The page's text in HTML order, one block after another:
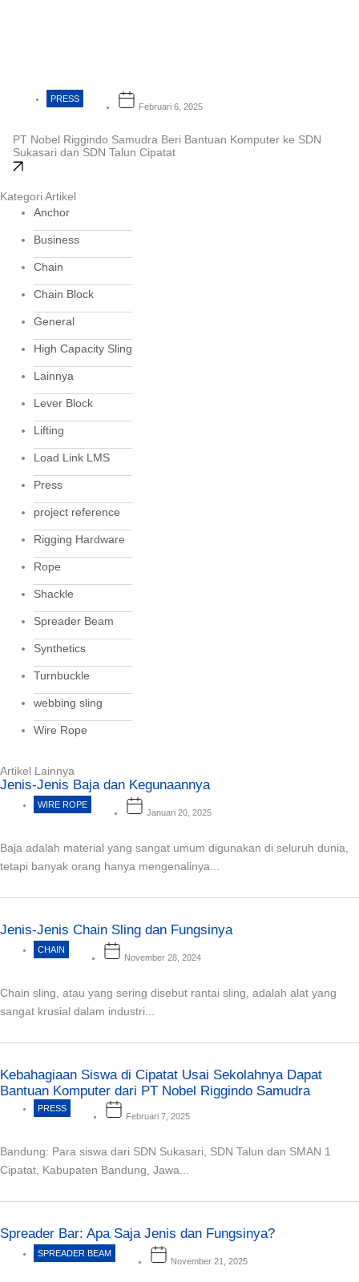
PRESS
Februari 6, 2025
PT Nobel Riggindo Samudra Beri Bantuan Komputer ke SDN
Sukasari dan SDN Talun Cipatat
Kategori Artikel
Anchor
Business
Chain
Chain Block
General
High Capacity Sling
Lainnya
Lever Block
Lifting
Load Link LMS
Press
project reference
Rigging Hardware
Rope
Shackle
Spreader Beam
Synthetics
Turnbuckle
webbing sling
Wire Rope
Artikel Lainnya
Jenis-Jenis Baja dan Kegunaannya
WIRE ROPE
Januari 20, 2025
Baja adalah material yang sangat umum digunakan di seluruh dunia,
tetapi banyak orang hanya mengenalinya...
Jenis-Jenis Chain Sling dan Fungsinya
CHAIN
November 28, 2024
Chain sling, atau yang sering disebut rantai sling, adalah alat yang
sangat krusial dalam industri...
Kebahagiaan Siswa di Cipatat Usai Sekolahnya Dapat
Bantuan Komputer dari PT Nobel Riggindo Samudra
PRESS
Februari 7, 2025
Bandung: Para siswa dari SDN Sukasari, SDN Talun dan SMAN 1
Cipatat, Kabupaten Bandung, Jawa...
Spreader Bar: Apa Saja Jenis dan Fungsinya?
SPREADER BEAM
November 21, 2025